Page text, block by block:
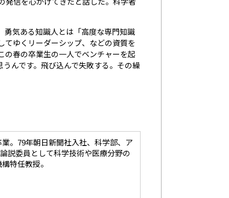
気ある知識人とは「高度な専門知識
ゆくリーダーシップ、などの資質を
の春の卒業生の一人でベンチャーを起
んです。飛び込んで失敗する。その繰
。79年朝日新聞社入社、科学部、ア
説委員として科学技術や医療分野の
特任教授。